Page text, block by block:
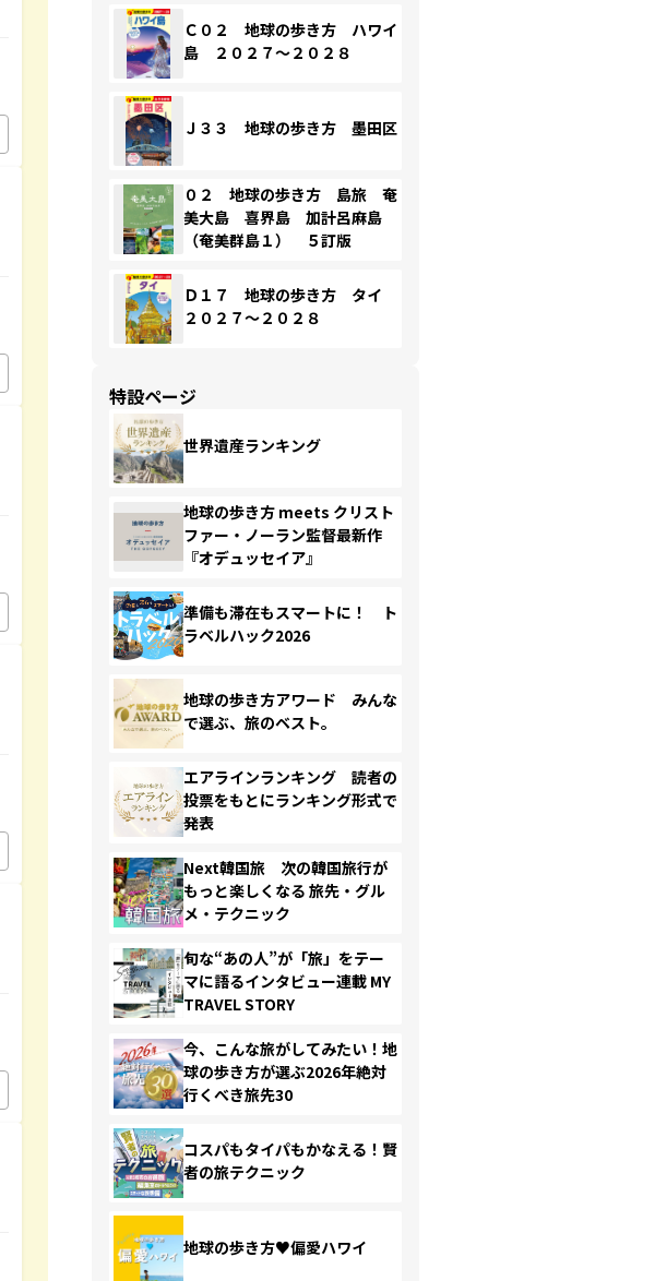
Ｃ０２ 地球の歩き方 ハワイ
島 ２０２７～２０２８
Ｊ３３ 地球の歩き方 墨田区
０２ 地球の歩き方 島旅 奄
美大島 喜界島 加計呂麻島
（奄美群島１） ５訂版
Ｄ１７ 地球の歩き方 タイ
２０２７～２０２８
特設ページ
世界遺産ランキング
地球の歩き方 meets クリスト
ファー・ノーラン監督最新作
『オデュッセイア』
準備も滞在もスマートに！ ト
ラベルハック2026
地球の歩き方アワード みんな
で選ぶ、旅のベスト。
エアラインランキング 読者の
投票をもとにランキング形式で
発表
Next韓国旅 次の韓国旅行が
もっと楽しくなる 旅先・グル
メ・テクニック
旬な“あの人”が「旅」をテー
マに語るインタビュー連載 MY
TRAVEL STORY
今、こんな旅がしてみたい！地
球の歩き方が選ぶ2026年絶対
行くべき旅先30
コスパもタイパもかなえる！賢
者の旅テクニック
地球の歩き方♥偏愛ハワイ